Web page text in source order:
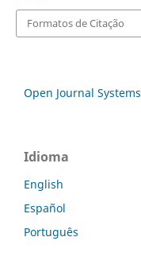
Formatos de Citação
Open Journal Systems
Idioma
English
Español
Português